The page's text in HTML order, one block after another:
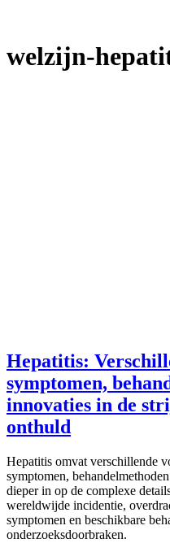
welzijn-
Hepatitis:
symptomen,
innovaties in de
onthuld
Hepatitis omvat verschillende
symptomen,
dieper in op de complexe
wereldwijde incidentie,
symptomen en beschikbare
onderzoeksdoorbraken.